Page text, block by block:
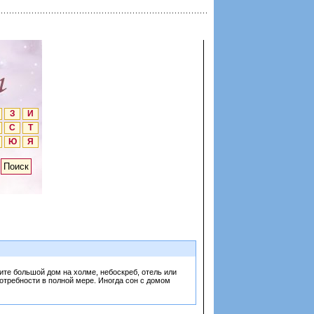
З
И
С
Т
Ю Я
большой дом на холме, небоскреб, отель или
в полной мере. Иногда сон с домом